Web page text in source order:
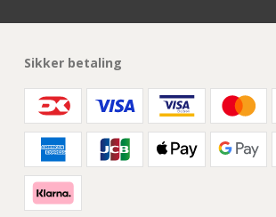
Sikker betaling